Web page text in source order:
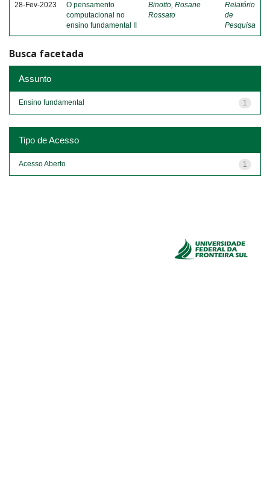
28-Fev-2023
O pensamento
computacional no
ensino fundamental II
Binotto, Rosane
Rossato
Relatório
de
Pesquisa
Busca facetada
Assunto
1
Ensino fundamental
Tipo de Acesso
1
Acesso Aberto